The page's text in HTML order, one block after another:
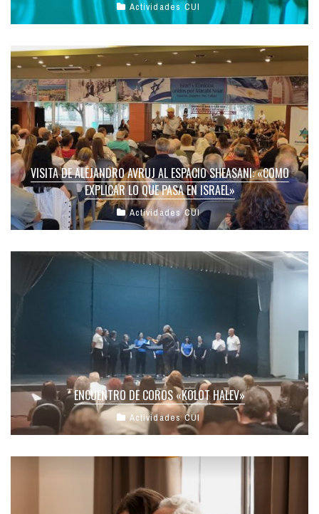
Actividades CUI
VISITA DE ALEJANDRO AVRUJ AL ESPACIO SHEASANI: «COMO
EXPLICAR LO QUE PASA EN ISRAEL»
Actividades CUI
ENCUENTRO DE COROS «KOLOT HALEV»
Actividades CUI